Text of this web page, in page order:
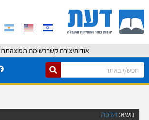
אודותיצירת קשררשימת תפוצה
נושא: הלכה